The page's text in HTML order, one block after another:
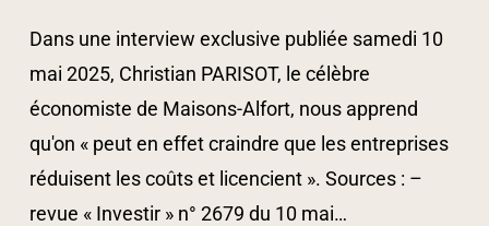
Dans une interview exclusive publiée samedi 10
mai 2025, Christian PARISOT, le célèbre
économiste de Maisons-Alfort, nous apprend
qu'on « peut en effet craindre que les entreprises
réduisent les coûts et licencient ». Sources : –
revue « Investir » n° 2679 du 10 mai…